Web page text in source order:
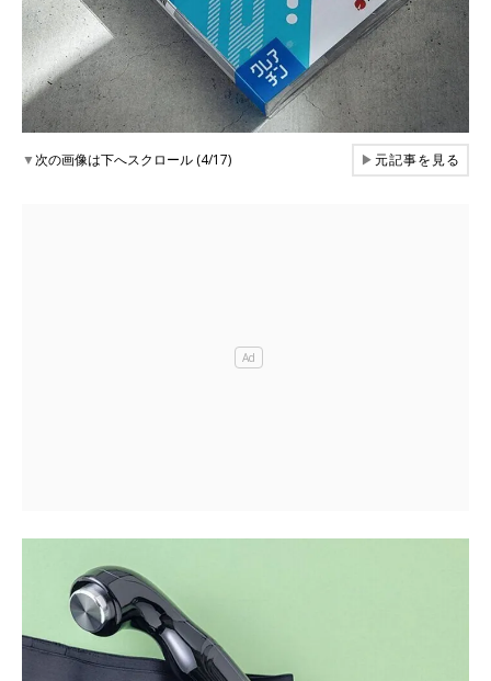
▼次の画像は下へスクロール (4/17) ▶元記事を見る